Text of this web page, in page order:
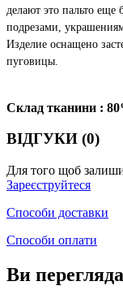
делают это пальто еще
подрезами,
Изделие оснащено
пуговицы.
Склад тканини :
ВІДГУКИ (0)
Для того щоб
Зареєструйтеся
Способи доставки
Способи оплати
Ви